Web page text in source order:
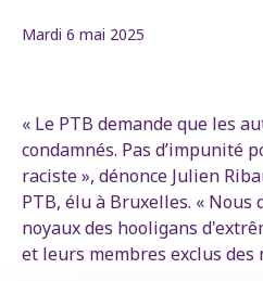
Mardi 6 mai 2025
« Le PTB demande que les
condamnés. Pas d’impunité
raciste », dénonce Julien
PTB, élu à Bruxelles. « Nous
noyaux des hooligans
et leurs membres exclus des